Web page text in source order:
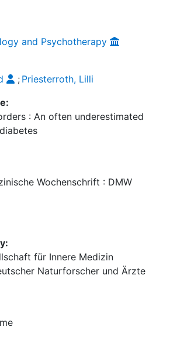
and Psychotherapy
; Priesterroth, Lilli
: An often underestimated
Wochenschrift : DMW
für Innere Medizin
Naturforscher und Ärzte